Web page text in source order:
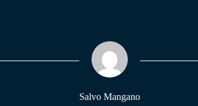
Salvo Mangano